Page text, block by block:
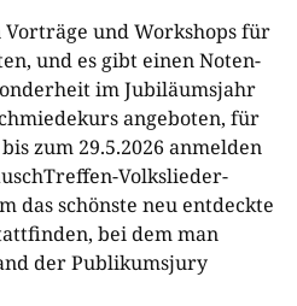
und Workshops für
und es gibt einen Noten-
im Jubiläumsjahr
angeboten, für
zum 29.5.2026 anmelden
Volkslieder-
das schönste neu entdeckte
bei dem man
der Publikumsjury